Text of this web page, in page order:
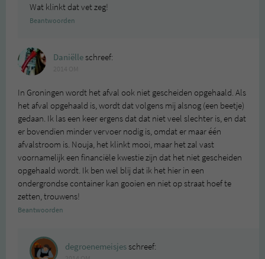
Wat klinkt dat vet zeg!
Beantwoorden
Daniëlleschreef:
In Groningen wordt het afval ook niet gescheiden opgehaald. Als
het afval opgehaald is, wordt dat volgens mij alsnog (een beetje)
gedaan. Ik las een keer ergens dat dat niet veel slechter is, en dat
er bovendien minder vervoer nodig is, omdat er maar één
afvalstroom is. Nouja, het klinkt mooi, maar het zal vast
voornamelijk een financiële kwestie zijn dat het niet gescheiden
opgehaald wordt. Ik ben wel blij dat ik het hier in een
ondergrondse container kan gooien en niet op straat hoef te
zetten, trouwens!
Beantwoorden
degroenemeisjesschreef: